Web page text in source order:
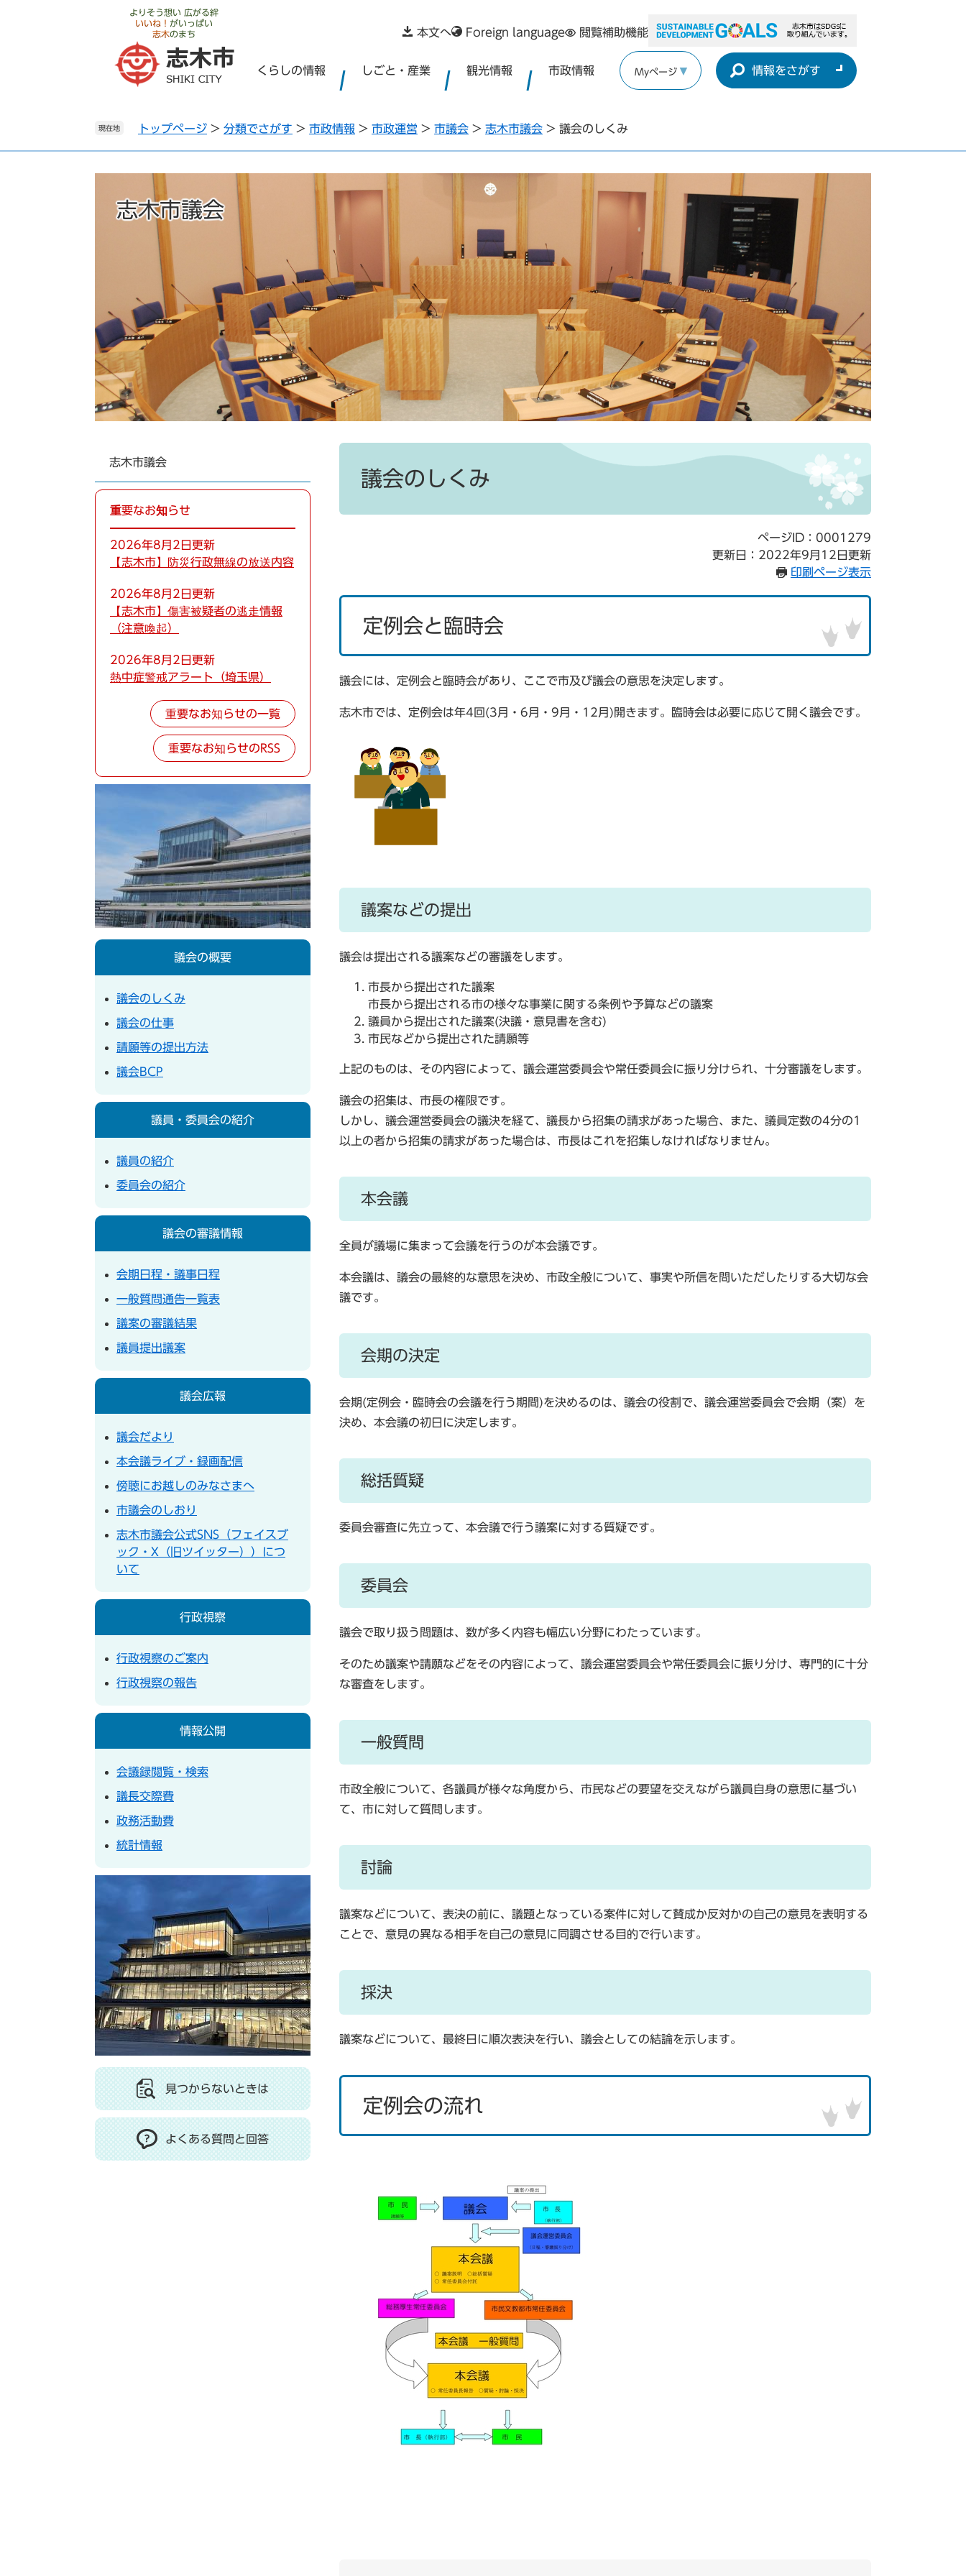
よりそう想い 広がる絆
いいね！ がいっぱい
志木のまち 本文へ Foreign language 閲覧補助機能
くらしの情報 しごと・産業 観光情報 市政情報 Myページ 情報をさがす
現在地 トップページ > 分類でさがす > 市政情報 > 市政運営 > 市議会 > 志木市議会 > 議会のしくみ
志木市議会
議会のしくみ
ページID：0001279
更新日：2022年9月12日更新
印刷ページ表示
定例会と臨時会
議会には、定例会と臨時会があり、ここで市及び議会の意思を決定します。
志木市では、定例会は年4回(3月・6月・9月・12月)開きます。臨時会は必要に応じて開く議会です。
議案などの提出
議会は提出される議案などの審議をします。
市長から提出された議案
市長から提出される市の様々な事業に関する条例や予算などの議案
議員から提出された議案(決議・意見書を含む)
市民などから提出された請願等
上記のものは、その内容によって、議会運営委員会や常任委員会に振り分けられ、十分審議をします。
議会の招集は、市長の権限です。
しかし、議会運営委員会の議決を経て、議長から招集の請求があった場合、また、議員定数の4分の1
以上の者から招集の請求があった場合は、市長はこれを招集しなければなりません。
本会議
全員が議場に集まって会議を行うのが本会議です。
本会議は、議会の最終的な意思を決め、市政全般について、事実や所信を問いただしたりする大切な会
議です。
会期の決定
会期(定例会・臨時会の会議を行う期間)を決めるのは、議会の役割で、議会運営委員会で会期（案）を
決め、本会議の初日に決定します。
総括質疑
委員会審査に先立って、本会議で行う議案に対する質疑です。
委員会
議会で取り扱う問題は、数が多く内容も幅広い分野にわたっています。
そのため議案や請願などをその内容によって、議会運営委員会や常任委員会に振り分け、専門的に十分
な審査をします。
一般質問
市政全般について、各議員が様々な角度から、市民などの要望を交えながら議員自身の意思に基づい
て、市に対して質問します。
討論
議案などについて、表決の前に、議題となっている案件に対して賛成か反対かの自己の意見を表明する
ことで、意見の異なる相手を自己の意見に同調させる目的で行います。
採決
議案などについて、最終日に順次表決を行い、議会としての結論を示します。
定例会の流れ
志木市議会
重要なお知らせ
2026年8月2日更新
【志木市】防災行政無線の放送内容
2026年8月2日更新
【志木市】傷害被疑者の逃走情報
（注意喚起）
2026年8月2日更新
熱中症警戒アラート（埼玉県）
重要なお知らせの一覧
重要なお知らせのRSS
議会の概要
議会のしくみ
議会の仕事
請願等の提出方法
議会BCP
議員・委員会の紹介
議員の紹介
委員会の紹介
議会の審議情報
会期日程・議事日程
一般質問通告一覧表
議案の審議結果
議員提出議案
議会広報
議会だより
本会議ライブ・録画配信
傍聴にお越しのみなさまへ
市議会のしおり
志木市議会公式SNS（フェイスブ
ック・X（旧ツイッター））につ
いて
行政視察
行政視察のご案内
行政視察の報告
情報公開
会議録閲覧・検索
議長交際費
政務活動費
統計情報
見つからないときは
よくある質問と回答